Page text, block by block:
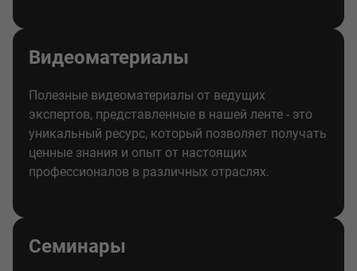
Видеоматериалы
Полезные видеоматериалы от ведущих
экспертов, представленные в нашей ленте - это
уникальный ресурс, который позволяет получать
ценные знания и опыт от настоящих
профессионалов в различных отраслях.
Семинары